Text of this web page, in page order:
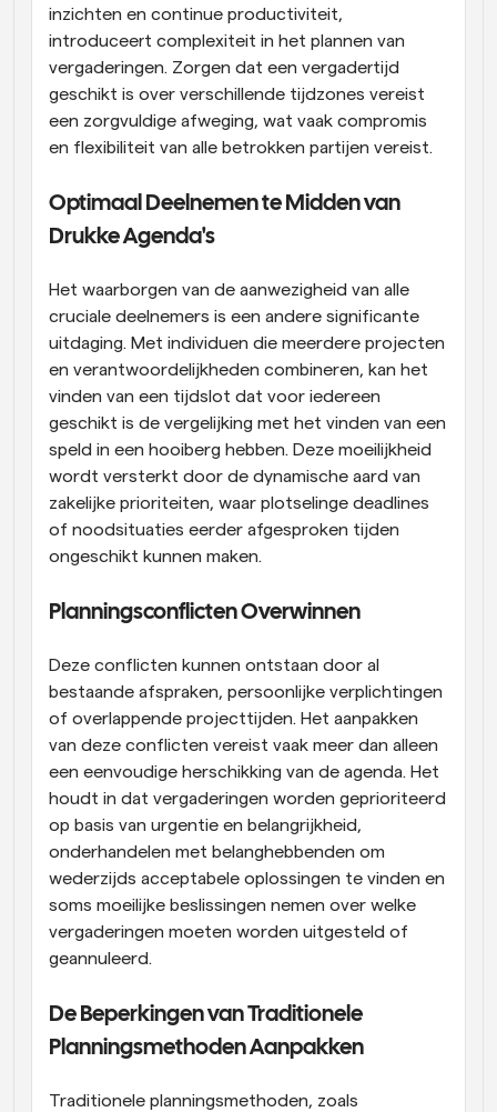
inzichten en continue productiviteit,
introduceert complexiteit in het plannen van
vergaderingen. Zorgen dat een vergadertijd
geschikt is over verschillende tijdzones vereist
een zorgvuldige afweging, wat vaak compromis
en flexibiliteit van alle betrokken partijen vereist.
Optimaal Deelnemen te Midden van
Drukke Agenda's
Het waarborgen van de aanwezigheid van alle
cruciale deelnemers is een andere significante
uitdaging. Met individuen die meerdere projecten
en verantwoordelijkheden combineren, kan het
vinden van een tijdslot dat voor iedereen
geschikt is de vergelijking met het vinden van een
speld in een hooiberg hebben. Deze moeilijkheid
wordt versterkt door de dynamische aard van
zakelijke prioriteiten, waar plotselinge deadlines
of noodsituaties eerder afgesproken tijden
ongeschikt kunnen maken.
Planningsconflicten Overwinnen
Deze conflicten kunnen ontstaan door al
bestaande afspraken, persoonlijke verplichtingen
of overlappende projecttijden. Het aanpakken
van deze conflicten vereist vaak meer dan alleen
een eenvoudige herschikking van de agenda. Het
houdt in dat vergaderingen worden geprioriteerd
op basis van urgentie en belangrijkheid,
onderhandelen met belanghebbenden om
wederzijds acceptabele oplossingen te vinden en
soms moeilijke beslissingen nemen over welke
vergaderingen moeten worden uitgesteld of
geannuleerd.
De Beperkingen van Traditionele
Planningsmethoden Aanpakken
Traditionele planningsmethoden, zoals